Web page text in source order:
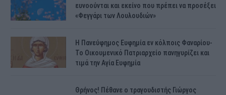
ευνοούνται και εκείνο που πρέπει να προσέξει
«Φεγγάρι των Λουλουδιών»
H Πανεύφημος Ευφημία εν κόλποις Φαναρίου-
Το Οικουμενικό Πατριαρχείο πανηγυρίζει και
τιμά την Αγία Ευφημία
Θρήνος! Πέθανε ο τραγουδιστής Γιώργος